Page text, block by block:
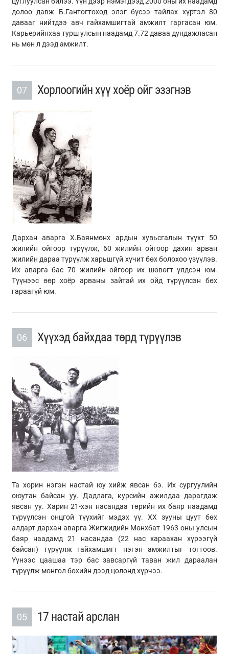
долоо давж Б.Гантогтоход элэг бүсээ тайлах хүртэл 80
давааг нийтдээ авч гайхамшигтай амжилт гаргасан юм.
Карьерийнхаа турш улсын наадамд 7.72 даваа дундажласан
нь мөн л дээд амжилт.
07 Хорлоогийн хүү хоёр ойг эзэгнэв
Дархан аварга Х.Баянмөнх ардын хувьсгалын түүхт 50
жилийн ойгоор түрүүлж, 60 жилийн ойгоор дахин арван
жилийн дараа түрүүлж харьшгүй хүчит бөх болохоо үзүүлэв.
Их аварга бас 70 жилийн ойгоор их шөвөгт үлдсэн юм.
Түүнээс өөр хоёр арваны зайтай их ойд түрүүлсэн бөх
гараагүй юм.
06 Хүүхэд байхдаа төрд түрүүлэв
Та хорин нэгэн настай юу хийж явсан бэ. Их сургуулийн
оюутан байсан уу. Дадлага, курсийн ажилдаа дарагдаж
явсан уу. Харин 21-хэн насандаа төрийн их баяр наадамд
түрүүлсэн онцгой түүхийг мэдэх үү. ХХ зууны цуут бөх
алдарт дархан аварга Жигжидийн Мөнхбат 1963 оны улсын
баяр наадамд 21 насандаа (22 нас хараахан хүрээгүй
байсан) түрүүлж гайхамшигт нэгэн амжилтыг тогтоов.
Үүнээс цаашаа тэр бас завсаргүй таван жил дараалан
түрүүлж монгол бөхийн дээд цолонд хүрчээ.
05 17 настай арслан